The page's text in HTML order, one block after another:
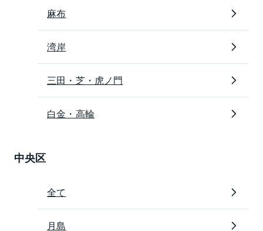
麻布
湾岸
三田・芝・虎ノ門
白金・高輪
中央区
全て
月島